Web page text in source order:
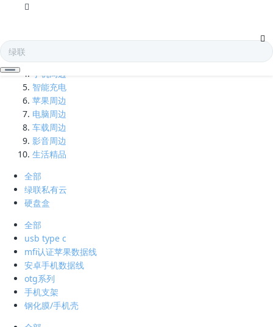
蓝牙耳机
手机周边
智能充电
苹果周边
电脑周边
车载周边
影音周边
生活精品
全部
绿联私有云
硬盘盒
全部
usb type c
mfi认证苹果数据线
安卓手机数据线
otg系列
手机支架
钢化膜/手机壳